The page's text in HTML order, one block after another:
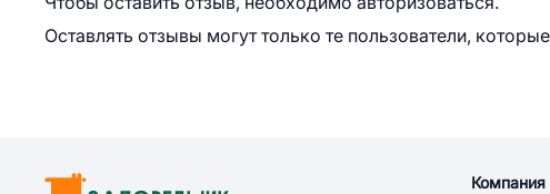
Оставлять отзывы могут только те пользователи,
Компания